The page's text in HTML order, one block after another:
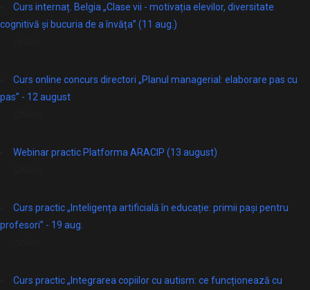
Curs internaț. Belgia „Clase vii - motivația elevilor, diversitate
cognitivă și bucuria de a învăța” (11 aug.)
Curs online concurs directori „Planul managerial: elaborare pas cu
pas” - 12 august
Webinar practic Platforma ARACIP (13 august)
Curs practic „Inteligența artificială în educație: primii pași pentru
profesori” - 19 aug.
Curs practic „Integrarea copiilor cu autism: ce funcționează cu